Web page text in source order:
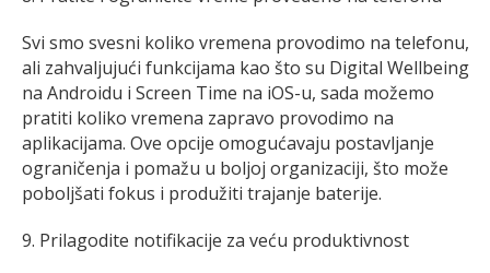
Svi smo svesni koliko vremena provodimo na telefonu,
ali zahvaljujući funkcijama kao što su Digital Wellbeing
na Androidu i Screen Time na iOS-u, sada možemo
pratiti koliko vremena zapravo provodimo na
aplikacijama. Ove opcije omogućavaju postavljanje
ograničenja i pomažu u boljoj organizaciji, što može
poboljšati fokus i produžiti trajanje baterije.
9. Prilagodite notifikacije za veću produktivnost